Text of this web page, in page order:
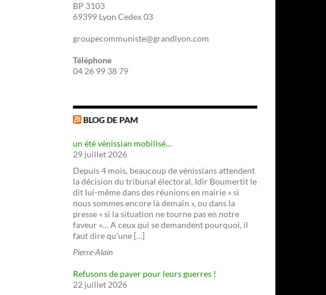
BP 3103
69399 Lyon Cedex 03
groupecommuniste@grandlyon.com
Téléphone
04 26 99 38 79
BLOG DE PAM
un été vénissian mobilisé…
29 juillet 2026
Depuis 4 mois, beaucoup de vénissians attendent
la décision du tribunal électoral, Idir Boumertit le
dit lui-même dans des réunions en mairie « si
nous sommes encore là demain », ou dans la
presse « si la situation ne tourne pas en notre
faveur »… A ceux qui se demandent pourquoi, il
faut dire qu'une […]
Pierre-Alain
Refusons de payer pour leurs guerres !
22 juillet 2026